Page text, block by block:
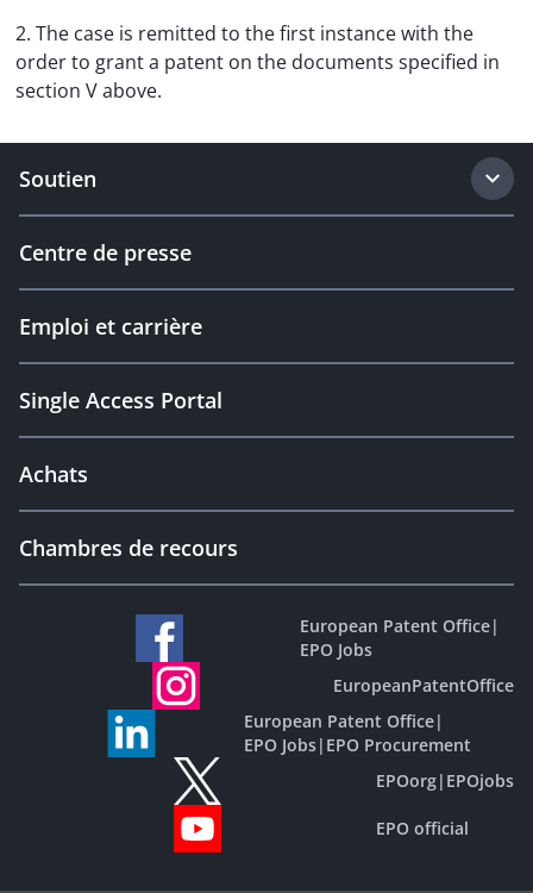
2. The case is remitted to the first instance with the
order to grant a patent on the documents specified in
section V above.
Soutien
Centre de presse
Emploi et carrière
Single Access Portal
Achats
Chambres de recours
European Patent Office|
EPO Jobs
EuropeanPatentOffice
European Patent Office|
EPO Jobs| EPO Procurement
EPOorg| EPOjobs
EPO official